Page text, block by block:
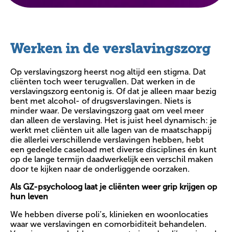
Werken in de verslavingszorg
Op verslavingszorg heerst nog altijd een stigma. Dat
cliënten toch weer terugvallen. Dat werken in de
verslavingszorg eentonig is. Of dat je alleen maar bezig
bent met alcohol- of drugsverslavingen. Niets is
minder waar. De verslavingszorg gaat om veel meer
dan alleen de verslaving. Het is juist heel dynamisch: je
werkt met cliënten uit alle lagen van de maatschappij
die allerlei verschillende verslavingen hebben, hebt
een gedeelde caseload met diverse disciplines én kunt
op de lange termijn daadwerkelijk een verschil maken
door te kijken naar de onderliggende oorzaken.
Als GZ-psycholoog laat je cliënten weer grip krijgen op
hun leven
We hebben diverse poli’s, klinieken en woonlocaties
waar we verslavingen en comorbiditeit behandelen.